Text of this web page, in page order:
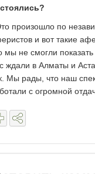
произошло по
и вот такие
мы не смогли
ждали в Алматы и
Мы рады, что наш
с огромной